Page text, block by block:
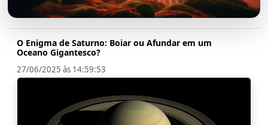
O Enigma de Saturno: Boiar ou Afundar em um
Oceano Gigantesco?
27/06/2025 às 14:59:53